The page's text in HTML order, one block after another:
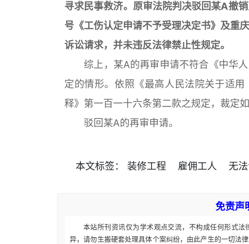
寻求民事救济。原审法院判决驳回某A撤
号《工伤认定申请不予受理决定书》及重
诉讼请求，并未违反法律禁止性规定。
综上，某A的再审申请不符合《中华人
定的情形。依照《最高人民法院关于适
释》第一百一十六条第二款之规定，裁定如
驳回某A的再审申请。
本文标签： 装修工程 雇佣工人 无
免责声
本站所刊资讯仅为学术观点交流，不构成任何形式
异，请勿生搬硬套处理具体个案纠纷，由此产生的一切法